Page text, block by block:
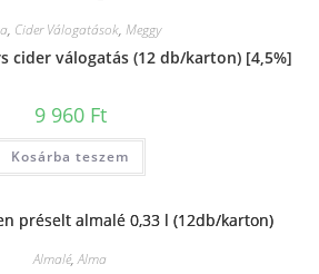
, Cider Válogatások, Meggy
cider válogatás (12 db/karton) [4,5%]
9 960 Ft
Kosárba teszem
Almalé,Alma